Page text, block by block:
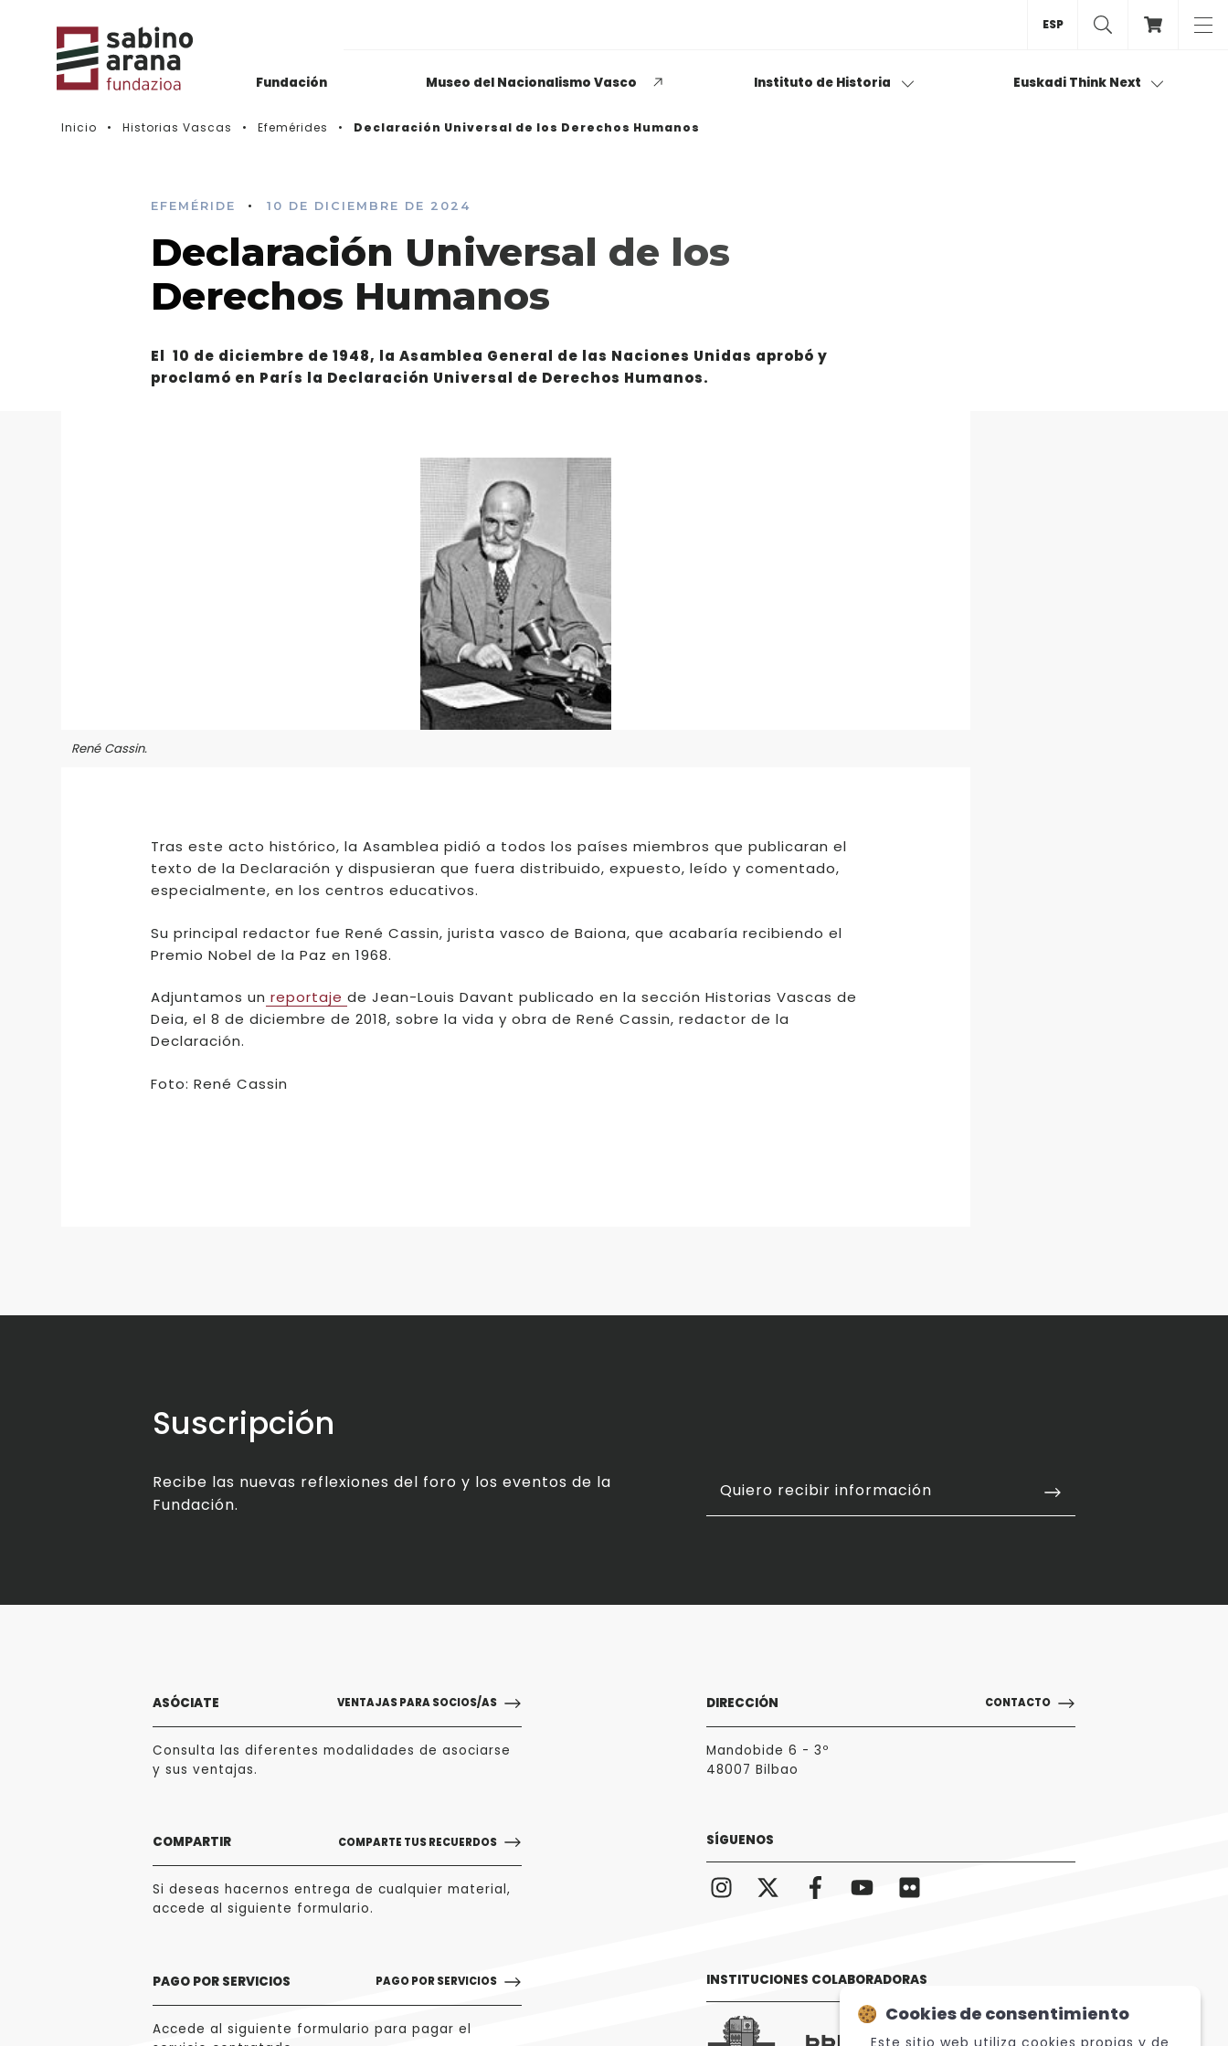
Fundación Museo del Nacionalismo Vasco Instituto de Historia
Biblioteca & Hemeroteca
Euskadi Think Next
Histórico de convocatorias
Opiniones dispares
respecto a lo que significa
LEER MÁS
ESP
Inicio Historias Vascas Efemérides Declaración Universal de los Derechos Humanos
EFEMÉRIDE • 10 DE DICIEMBRE DE 2024
Declaración Universal de los
Derechos Humanos
El 10 de diciembre de 1948, la Asamblea General de las Naciones Unidas aprobó y
proclamó en París la Declaración Universal de Derechos Humanos.
René Cassin.
Tras este acto histórico, la Asamblea pidió a todos los países miembros que publicaran el
texto de la Declaración y dispusieran que fuera distribuido, expuesto, leído y comentado,
especialmente, en los centros educativos.
Su principal redactor fue René Cassin, jurista vasco de Baiona, que acabaría recibiendo el
Premio Nobel de la Paz en 1968.
Adjuntamos un reportaje de Jean-Louis Davant publicado en la sección Historias Vascas de
Deia, el 8 de diciembre de 2018, sobre la vida y obra de René Cassin, redactor de la
Declaración.
Foto: René Cassin
Suscripción
Recibe las nuevas reflexiones del foro y los eventos de la
Fundación.
Quiero recibir información
ASÓCIATE VENTAJAS PARA SOCIOS/AS
Consulta las diferentes modalidades de asociarse
y sus ventajas.
COMPARTIR COMPARTE TUS RECUERDOS
Si deseas hacernos entrega de cualquier material,
accede al siguiente formulario.
PAGO POR SERVICIOS PAGO POR SERVICIOS
Accede al siguiente formulario para pagar el
DIRECCIÓN CONTACTO
Mandobide 6 - 3º
48007 Bilbao
SÍGUENOS
INSTITUCIONES COLABORADORAS
Cookies de consentimiento
Este sitio web utiliza cookies propias y de